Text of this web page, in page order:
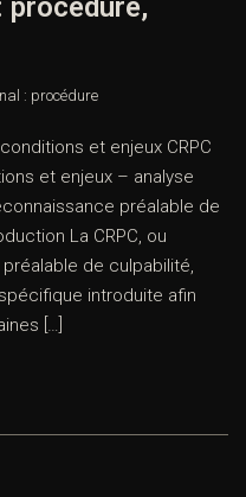
procédure,
: procédure
et enjeux CRPC
et enjeux – analyse
préalable de
La CRPC, ou
de culpabilité,
introduite afin
[…]